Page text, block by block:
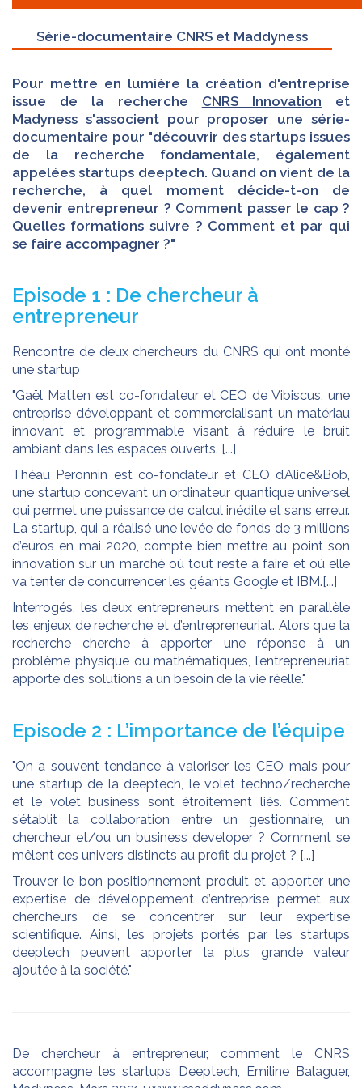
Série-documentaire CNRS et Maddyness
Pour mettre en lumière la création d'entreprise
issue de la recherche CNRS Innovation et
Madyness s'associent pour proposer une série-
documentaire pour "découvrir des startups issues
de la recherche fondamentale, également
appelées startups deeptech. Quand on vient de la
recherche, à quel moment décide-t-on de
devenir entrepreneur ? Comment passer le cap ?
Quelles formations suivre ? Comment et par qui
se faire accompagner ?"
Episode 1 : De chercheur à
entrepreneur
Rencontre de deux chercheurs du CNRS qui ont monté
une startup
"Gaël Matten est co-fondateur et CEO de Vibiscus, une
entreprise développant et commercialisant un matériau
innovant et programmable visant à réduire le bruit
ambiant dans les espaces ouverts. [...]
Théau Peronnin est co-fondateur et CEO d’Alice&Bob,
une startup concevant un ordinateur quantique universel
qui permet une puissance de calcul inédite et sans erreur.
La startup, qui a réalisé une levée de fonds de 3 millions
d’euros en mai 2020, compte bien mettre au point son
innovation sur un marché où tout reste à faire et où elle
va tenter de concurrencer les géants Google et IBM.[...]
Interrogés, les deux entrepreneurs mettent en parallèle
les enjeux de recherche et d’entrepreneuriat. Alors que la
recherche cherche à apporter une réponse à un
problème physique ou mathématiques, l’entrepreneuriat
apporte des solutions à un besoin de la vie réelle."
Episode 2 : L’importance de l’équipe
"On a souvent tendance à valoriser les CEO mais pour
une startup de la deeptech, le volet techno/recherche
et le volet business sont étroitement liés. Comment
s’établit la collaboration entre un gestionnaire, un
chercheur et/ou un business developer ? Comment se
mêlent ces univers distincts au profit du projet ? [...]
Trouver le bon positionnement produit et apporter une
expertise de développement d’entreprise permet aux
chercheurs de se concentrer sur leur expertise
scientifique. Ainsi, les projets portés par les startups
deeptech peuvent apporter la plus grande valeur
ajoutée à la société."
De chercheur à entrepreneur, comment le CNRS
accompagne les startups Deeptech, Emiline Balaguer,